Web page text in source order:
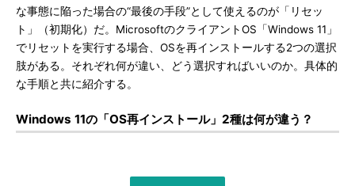
な事態に陥った場合の“最後の手段”として使えるのが「リセッ
ト」（初期化）だ。MicrosoftのクライアントOS「Windows 11」
でリセットを実行する場合、OSを再インストールする2つの選択
肢がある。それぞれ何が違い、どう選択すればいいのか。具体的
な手順と共に紹介する。
Windows 11の「OS再インストール」2種は何が違う？